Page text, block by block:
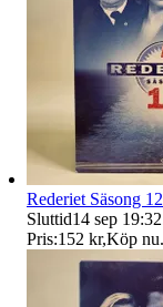
Rederiet Säsong
Sluttid14 sep 19:32
Pris:152 kr,Köp nu.